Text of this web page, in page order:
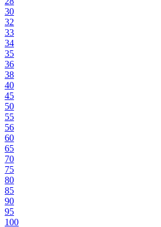
30
32
33
34
35
36
38
40
45
50
55
56
60
65
70
75
80
85
90
95
100